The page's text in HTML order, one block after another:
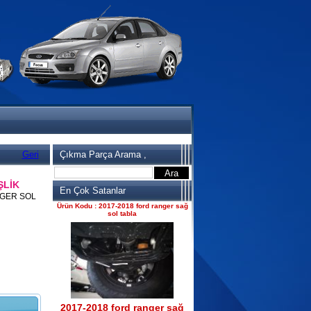
Geri
SOL
Çıkma Parça Arama ,
En Çok Satanlar
2017-2018 ford ranger 2.2
komple motor
Ürün Kodu : 2017-2018 ford ranger
dirksiyon simidi
2017-2018 ford ranger
dirksiyon simidi
Ürün Kodu : 2017-2018 ford ranger sağ
sol tabla
2017-2018 ford ranger sağ